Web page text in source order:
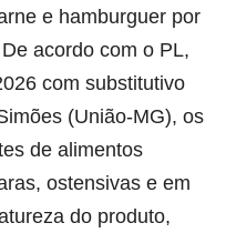
e hamburguer por
acordo com o PL,
com substitutivo
(União-MG), os
de alimentos
ostensivas e em
do produto,